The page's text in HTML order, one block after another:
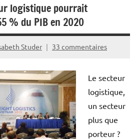
logistique pourrait
% du PIB en 2020
Studer 33 commentaires
Le secteur
logistique,
un secteur
plus que
porteur ?